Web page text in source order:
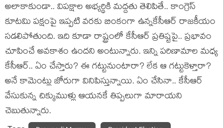
అలాకాకుండా.. విప‌క్షాల అభ్య‌ర్థికి మ‌ద్ద‌తు తెలిపితే.. కాంగ్రెస్
కూట‌మి ప‌క్షంపై ఇప్ప‌టి వ‌ర‌కు బింకంగా ఉన్న‌కేసీఆర్ రాజ‌కీయం
స‌డ‌లిపోతుంది. ఇది కూడా రాష్ట్రంలో కేసీఆర్ ప్ర‌తిష్ట‌పై.. ప్ర‌భావం
చూపించే అవ‌కాశం ఉంద‌ని అంటున్నారు. ఇన్ని ప‌రిణామాల మ‌ధ్య
కేసీఆర్‌.. ఏం చేస్తారు? ఈ గ‌ట్టునుంటారా? లేక ఆ గ‌ట్టుకెళ్తారా?
అనే కామెంట్లు జోరుగా వినిపిస్తున్నాయి. ఏం చేసినా.. కేసీఆర్
వేసుకున్న చిక్కుముళ్లు ఆయ‌న‌కే తిప్ప‌లుగా మారాయ‌ని
చెబుతున్నారు.